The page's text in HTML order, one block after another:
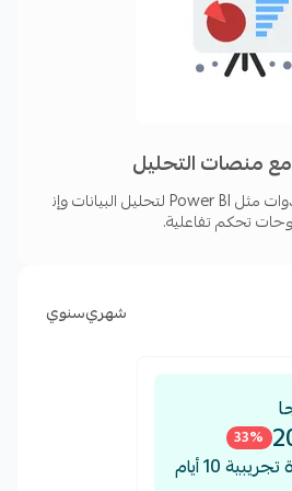
على الإنفاق بسهولة.
وتحسين استراتيجيات
دقيقة وشاملة بنقرة زر
مع منصات التحليل
استخراج API للربط مع أدوات مثل Power BI لتحليل البيانات وإن
تحكم تفاعلية.
شهريسنوي
33%
10 أيام